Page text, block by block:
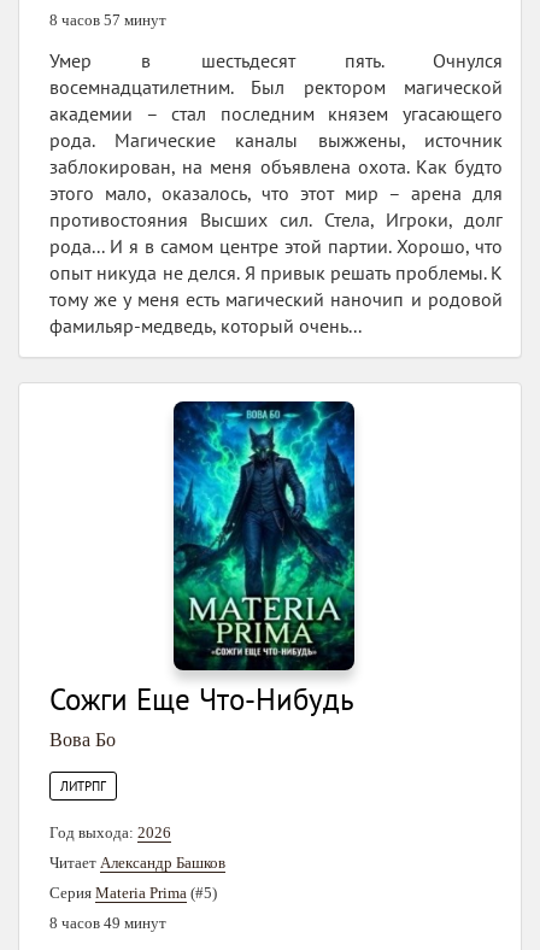
8 часов 57 минут
Умер в шестьдесят пять. Очнулся
восемнадцатилетним. Был ректором магической
академии – стал последним князем угасающего
рода. Магические каналы выжжены, источник
заблокирован, на меня объявлена охота. Как будто
этого мало, оказалось, что этот мир – арена для
противостояния Высших сил. Стела, Игроки, долг
рода... И я в самом центре этой партии. Хорошо, что
опыт никуда не делся. Я привык решать проблемы. К
тому же у меня есть магический наночип и родовой
фамильяр-медведь, который очень...
Сожги Еще Что-Нибудь
Вова Бо
ЛИТРПГ
Год выхода: 2026
Читает Александр Башков
Серия Materia Prima (#5)
8 часов 49 минут